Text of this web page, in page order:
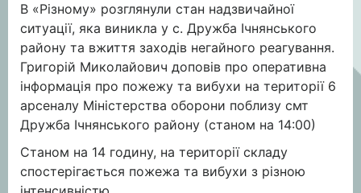
В «Різному» розглянули стан надзвичайної
ситуації, яка виникла у с. Дружба Ічнянського
району та вжиття заходів негайного реагування.
Григорій Миколайович доповів про оперативна
інформація про пожежу та вибухи на території 6
арсеналу Міністерства оборони поблизу смт
Дружба Ічнянського району (станом на 14:00)
Станом на 14 годину, на території складу
спостерігається пожежа та вибухи з різною